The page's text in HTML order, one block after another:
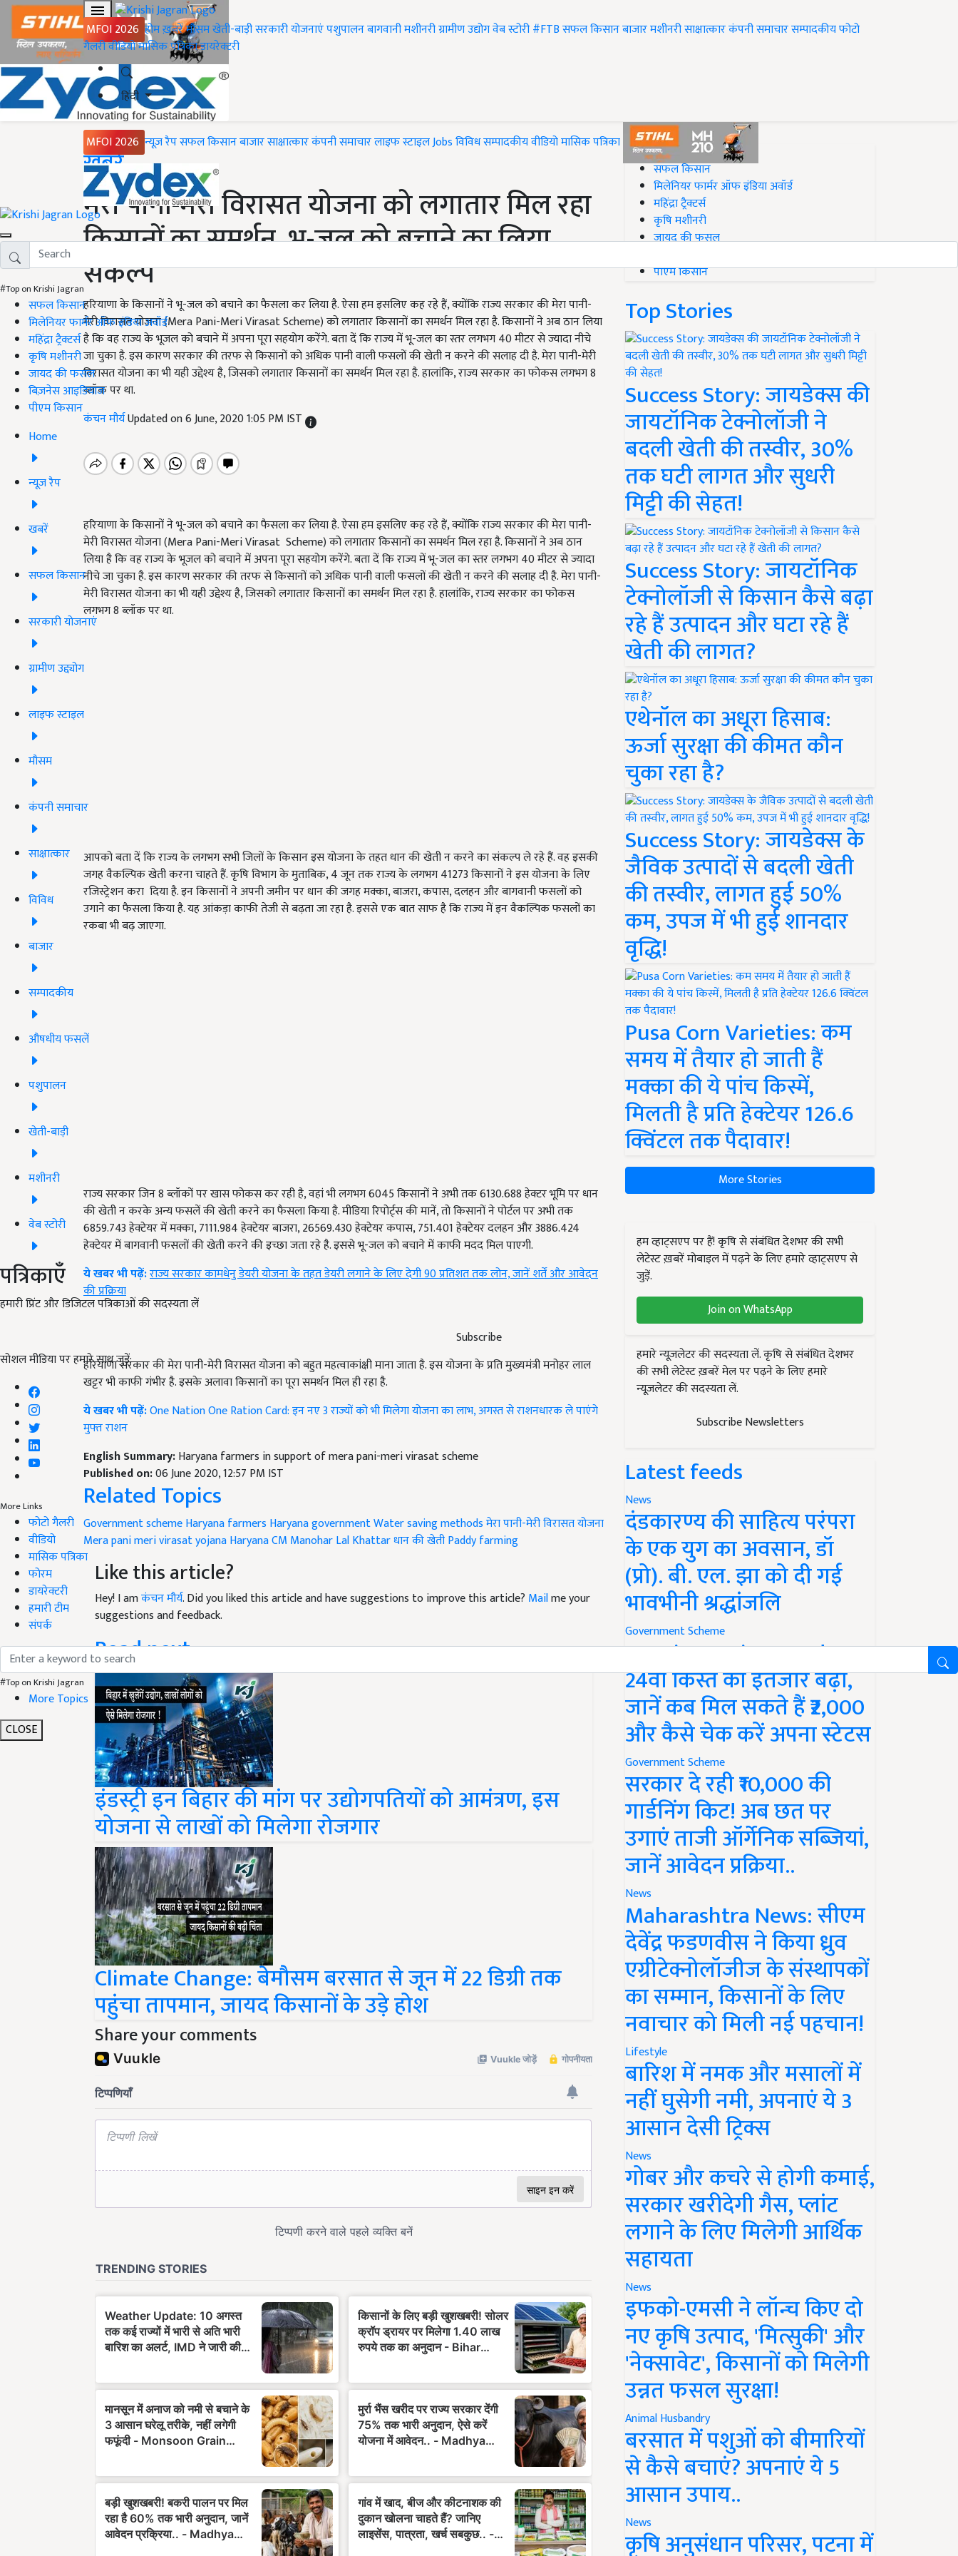
MFOI 2026 होमख़बरेंमौसमखेती-बाड़ीसरकारी योजनाएंपशुपालनबागवानीमशीनरीग्रामीण उद्योगवेब स्टोरी#FTBसफल किसानबाजारमशीनरीसाक्षात्कारकंपनी समाचारसम्पादकीयफोटो
गैलरीवीडियोमासिक पत्रिकाडायरेक्टरी
हिंदी
MFOI 2026 न्यूज़ रैपसफल किसानबाजारसाक्षात्कारकंपनी समाचारलाइफ स्टाइलJobsविविधसम्पादकीयवीडियोमासिक पत्रिका
#Top on Krishi Jagran
सफल किसान
मिलेनियर फार्मर ऑफ इंडिया अवॉर्ड
महिंद्रा ट्रैक्टर्स
कृषि मशीनरी
जायद की फसल
बिज़नेस आइडियाज
पीएम किसान
Home
न्यूज़ रैप
खबरें
सफल किसान
सरकारी योजनाएं
ग्रामीण उद्द्योग
लाइफ स्टाइल
मौसम
कंपनी समाचार
साक्षात्कार
विविध
बाजार
सम्पादकीय
औषधीय फसलें
पशुपालन
खेती-बाड़ी
मशीनरी
वेब स्टोरी
पत्रिकाएँ
हमारी प्रिंट और डिजिटल पत्रिकाओं की सदस्यता लें
Subscribe
सोशल मीडिया पर हमारे साथ जुड़ें:
More Links
फोटो गैलरी
वीडियो
मासिक पत्रिका
फोरम
डायरेक्टरी
हमारी टीम
संपर्क
#Top on Krishi Jagran
More Topics
CLOSE
Home
ख़बरें
मेरा पानी-मेरी विरासत योजना को लगातार मिल रहा
किसानों का समर्थन, भू-जल को बचाने का लिया
संकल्प
हरियाणा के किसानों ने भू-जल को बचाने का फैसला कर लिया है. ऐसा हम इसलिए कह रहे हैं, क्योंकि राज्य सरकार की मेरा पानी-
मेरी विरासत योजना (Mera Pani-Meri Virasat Scheme) को लगातार किसानों का समर्थन मिल रहा है. किसानों ने अब ठान लिया
है कि वह राज्य के भूजल को बचाने में अपना पूरा सहयोग करेंगे. बता दें कि राज्य में भू-जल का स्तर लगभग 40 मीटर से ज्यादा नीचे
जा चुका है. इस कारण सरकार की तरफ से किसानों को अधिक पानी वाली फसलों की खेती न करने की सलाह दी है. मेरा पानी-मेरी
विरासत योजना का भी यही उद्देश्य है, जिसको लगातार किसानों का समर्थन मिल रहा है. हालांकि, राज्य सरकार का फोकस लगभग 8
ब्लॉक पर था.
कंचन मौर्यUpdated on 6 June, 2020 1:05 PM IST
हरियाणा के किसानों ने भू-जल को बचाने का फैसला कर लिया है. ऐसा हम इसलिए कह रहे हैं, क्योंकि राज्य सरकार की मेरा पानी-
मेरी विरासत योजना (Mera Pani-Meri Virasat Scheme) को लगातार किसानों का समर्थन मिल रहा है. किसानों ने अब ठान
लिया है कि वह राज्य के भूजल को बचाने में अपना पूरा सहयोग करेंगे. बता दें कि राज्य में भू-जल का स्तर लगभग 40 मीटर से ज्यादा
नीचे जा चुका है. इस कारण सरकार की तरफ से किसानों को अधिक पानी वाली फसलों की खेती न करने की सलाह दी है. मेरा पानी-
मेरी विरासत योजना का भी यही उद्देश्य है, जिसको लगातार किसानों का समर्थन मिल रहा है. हालांकि, राज्य सरकार का फोकस
लगभग 8 ब्लॉक पर था.
आपको बता दें कि राज्य के लगभग सभी जिलों के किसान इस योजना के तहत धान की खेती न करने का संकल्प ले रहे हैं. वह इसकी
जगह वैकल्पिक खेती करना चाहते हैं. कृषि विभाग के मुताबिक, 4 जून तक राज्य के लगभग 41273 किसानों ने इस योजना के लिए
रजिस्ट्रेशन करा दिया है. इन किसानों ने अपनी जमीन पर धान की जगह मक्का, बाजरा, कपास, दलहन और बागवानी फसलों को
उगाने का फैसला किया है. यह आंकड़ा काफी तेजी से बढ़ता जा रहा है. इससे एक बात साफ है कि राज्य में इन वैकल्पिक फसलों का
रकबा भी बढ़ जाएगा.
राज्य सरकार जिन 8 ब्लॉकों पर खास फोकस कर रही है, वहां भी लगभग 6045 किसानों ने अभी तक 6130.688 हेक्टर भूमि पर धान
की खेती न करके अन्य फसलें की खेती करने का फैसला किया है. मीडिया रिपोर्ट्स की मानें, तो किसानों ने पोर्टल पर अभी तक
6859.743 हेक्टेयर में मक्का, 7111.984 हेक्टेयर बाजरा, 26569.430 हेक्टेयर कपास, 751.401 हेक्टेयर दलहन और 3886.424
हेक्टेयर में बागवानी फसलों की खेती करने की इच्छा जता रहे है. इससे भू-जल को बचाने में काफी मदद मिल पाएगी.
ये खबर भी पढ़ें:राज्य सरकार कामधेनु डेयरी योजना के तहत डेयरी लगाने के लिए देगी 90 प्रतिशत तक लोन, जानें शर्तें और आवेदन
की प्रक्रिया
हरियाणा सरकार की मेरा पानी-मेरी विरासत योजना को बहुत महत्वाकांक्षी माना जाता है. इस योजना के प्रति मुख्यमंत्री मनोहर लाल
खट्टर भी काफी गंभीर है. इसके अलावा किसानों का पूरा समर्थन मिल ही रहा है.
ये खबर भी पढ़ें:One Nation One Ration Card: इन नए 3 राज्यों को भी मिलेगा योजना का लाभ, अगस्त से राशनधारक ले पाएंगे
मुफ्त राशन
English Summary:Haryana farmers in support of mera pani-meri virasat scheme
Published on:06 June 2020, 12:57 PM IST
Related Topics
Government schemeHaryana farmers Haryana governmentWater saving methodsमेरा पानी-मेरी विरासत योजना
Mera pani meri virasat yojanaHaryana CM Manohar Lal Khattarधान की खेतीPaddy farming
Like this article?
Hey! I amकंचन मौर्य. Did you liked this article and have suggestions to improve this article? Mailme your
suggestions and feedback.
Read next
इंडस्ट्री इन बिहार की मांग पर उद्योगपतियों को आमंत्रण, इस
योजना से लाखों को मिलेगा रोजगार
Climate Change: बेमौसम बरसात से जून में 22 डिग्री तक
पहुंचा तापमान, जायद किसानों के उड़े होश
Share your comments
#Top on Krishi Jagran
सफल किसान
मिलेनियर फार्मर ऑफ इंडिया अवॉर्ड
महिंद्रा ट्रैक्टर्स
कृषि मशीनरी
जायद की फसल
पीएम किसान
Top Stories
Success Story: जायडेक्स की
जायटॉनिक टेक्नोलॉजी ने
बदली खेती की तस्वीर, 30%
तक घटी लागत और सुधरी
मिट्टी की सेहत!
Success Story: जायटॉनिक
टेक्नोलॉजी से किसान कैसे बढ़ा
रहे हैं उत्पादन और घटा रहे हैं
खेती की लागत?
एथेनॉल का अधूरा हिसाब:
ऊर्जा सुरक्षा की कीमत कौन
चुका रहा है?
Success Story: जायडेक्स के
जैविक उत्पादों से बदली खेती
की तस्वीर, लागत हुई 50%
कम, उपज में भी हुई शानदार
वृद्धि!
Pusa Corn Varieties: कम
समय में तैयार हो जाती हैं
मक्का की ये पांच किस्में,
मिलती है प्रति हेक्टेयर 126.6
क्विंटल तक पैदावार!
More Stories
हम व्हाट्सएप पर हैं! कृषि से संबंधित देशभर की सभी
लेटेस्ट ख़बरें मोबाइल में पढ़ने के लिए हमारे व्हाट्सएप से
जुड़ें.
Join on WhatsApp
हमारे न्यूज़लेटर की सदस्यता लें. कृषि से संबंधित देशभर
की सभी लेटेस्ट ख़बरें मेल पर पढ़ने के लिए हमारे
न्यूज़लेटर की सदस्यता लें.
Subscribe Newsletters
Latest feeds
News
दंडकारण्य की साहित्य परंपरा
के एक युग का अवसान, डॉ
(प्रो). बी. एल. झा को दी गई
भावभीनी श्रद्धांजलि
Government Scheme
PM Kisan Yojana Update:
24वीं किस्त का इंतजार बढ़ा,
जानें कब मिल सकते हैं ₹2,000
और कैसे चेक करें अपना स्टेटस
Government Scheme
सरकार दे रही ₹10,000 की
गार्डनिंग किट! अब छत पर
उगाएं ताजी ऑर्गेनिक सब्जियां,
जानें आवेदन प्रक्रिया..
News
Maharashtra News: सीएम
देवेंद्र फडणवीस ने किया ध्रुव
एग्रीटेक्नोलॉजीज के संस्थापकों
का सम्मान, किसानों के लिए
नवाचार को मिली नई पहचान!
Lifestyle
बारिश में नमक और मसालों में
नहीं घुसेगी नमी, अपनाएं ये 3
आसान देसी ट्रिक्स
News
गोबर और कचरे से होगी कमाई,
सरकार खरीदेगी गैस, प्लांट
लगाने के लिए मिलेगी आर्थिक
सहायता
News
इफको-एमसी ने लॉन्च किए दो
नए कृषि उत्पाद, 'मित्सुकी' और
'नेक्सावेट', किसानों को मिलेगी
उन्नत फसल सुरक्षा!
Animal Husbandry
बरसात में पशुओं को बीमारियों
से कैसे बचाएं? अपनाएं ये 5
आसान उपाय..
News
कृषि अनुसंधान परिसर, पटना में